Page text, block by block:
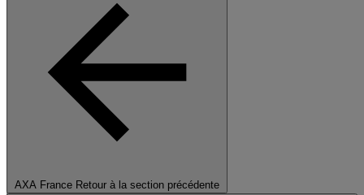
AXA France Retour à la section précédente